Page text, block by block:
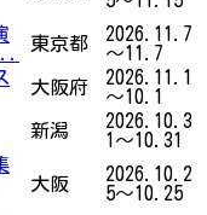
東京都
2026.11.7
～11.7
大阪府
2026.11.1
～10.1
新潟
2026.10.3
1～10.31
大阪
2026.10.2
5～10.25